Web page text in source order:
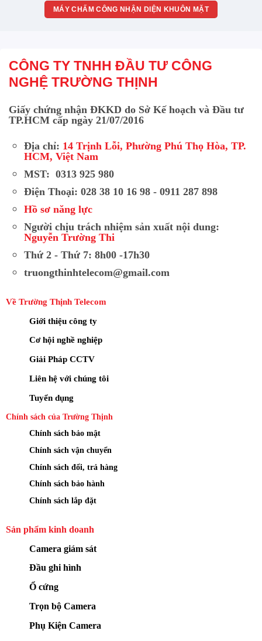
MÁY CHẤM CÔNG NHẬN DIỆN KHUÔN MẶT
CÔNG TY TNHH ĐẦU TƯ CÔNG
NGHỆ TRƯỜNG THỊNH
Giấy chứng nhận ĐKKD do Sở Kế hoạch và Đầu tư
TP.HCM cấp ngày 21/07/2016
Địa chỉ: 14 Trịnh Lỗi, Phường Phú Thọ Hòa, TP.
HCM, Việt Nam
MST: 0313 925 980
Điện Thoại: 028 38 10 16 98 - 0911 287 898
Hồ sơ năng lực
Người chịu trách nhiệm sản xuất nội dung:
Nguyễn Trường Thi
Thứ 2 - Thứ 7: 8h00 -17h30
truongthinhtelecom@gmail.com
Về Trường Thịnh Telecom
Giới thiệu công ty
Cơ hội nghề nghiệp
Giải Pháp CCTV
Liên hệ với chúng tôi
Tuyển dụng
Chính sách của Trường Thịnh
Chính sách bảo mật
Chính sách vận chuyển
Chính sách đổi, trả hàng
Chính sách bảo hành
Chính sách lắp đặt
Sản phẩm kinh doanh
Camera giám sát
Đầu ghi hình
Ổ cứng
Trọn bộ Camera
Phụ Kiện Camera